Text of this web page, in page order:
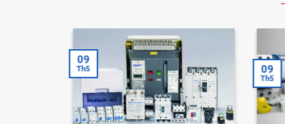
09
Th5 09
Th5